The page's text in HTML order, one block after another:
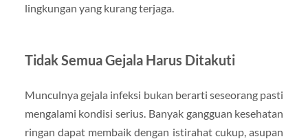
lingkungan yang kurang terjaga.
Tidak Semua Gejala Harus Ditakuti
Munculnya gejala infeksi bukan berarti seseorang pasti
mengalami kondisi serius. Banyak gangguan kesehatan
ringan dapat membaik dengan istirahat cukup, asupan